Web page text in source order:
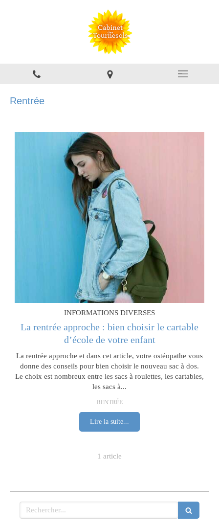
Rentrée
INFORMATIONS DIVERSES
La rentrée approche : bien choisir le cartable
d’école de votre enfant
La rentrée approche et dans cet article, votre ostéopathe vous
donne des conseils pour bien choisir le nouveau sac à dos.
Le choix est nombreux entre les sacs à roulettes, les cartables,
les sacs à...
RENTRÉE
Lire la suite...
1 article
Rechercher